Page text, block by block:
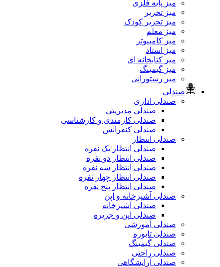
میز پایه فلزی
میز تحریر
میز تحریر کودک
میز معلم
میز کامپیوتر
میز استاد
میز کتابخانه ای
میز گیمینگ
میز رستورانی
صندلی
صندلی اداری
صندلی مدیریتی
صندلی کارمندی و کارشناسی
صندلی کنفرانس
صندلی انتظار
صندلی انتظار یک نفره
صندلی انتظار دو نفره
صندلی انتظار سه نفره
صندلی انتظار چهار نفره
صندلی انتظار پنج نفره
صندلی آشپزخانه و اپن
صندلی آشپزخانه
صندلی اپن و جزیره
صندلی آموزشی
صندلی تابوره
صندلی گیمینگ
صندلی راحتی
صندلی آرایشگاهی